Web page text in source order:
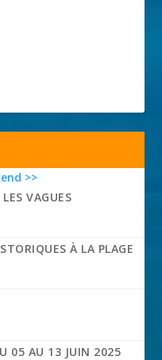
>>
VAGUES
À LA PLAGE
05 AU 13 JUIN 2025